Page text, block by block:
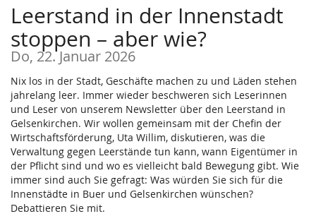
Leerstand in der Innenstadt
stoppen – aber wie?
Do, 22. Januar 2026
Nix los in der Stadt, Geschäfte machen zu und Läden stehen
jahrelang leer. Immer wieder beschweren sich Leserinnen
und Leser von unserem Newsletter über den Leerstand in
Gelsenkirchen. Wir wollen gemeinsam mit der Chefin der
Wirtschaftsförderung, Uta Willim, diskutieren, was die
Verwaltung gegen Leerstände tun kann, wann Eigentümer in
der Pflicht sind und wo es vielleicht bald Bewegung gibt. Wie
immer sind auch Sie gefragt: Was würden Sie sich für die
Innenstädte in Buer und Gelsenkirchen wünschen?
Debattieren Sie mit.